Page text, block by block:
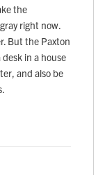
the
right now.
But the Paxton
in a house
and also be